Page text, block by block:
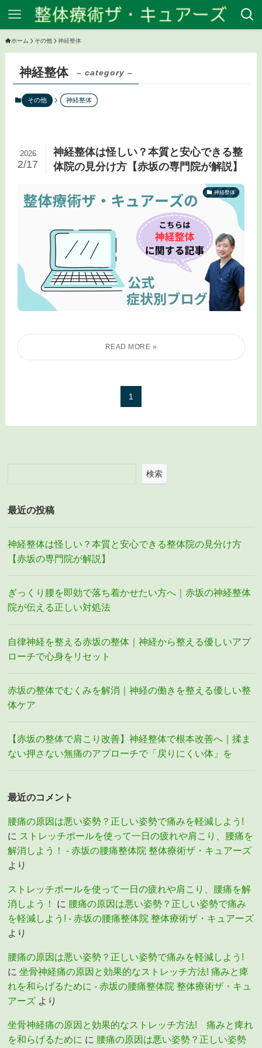
ホーム その他 神経整体
神経整体 – category –
その他 神経整体
神経整体は怪しい？本質と安心できる整
体院の見分け方【赤坂の専門院が解説】
2026
2/17
神経整体
1
検索
最近の投稿
神経整体は怪しい？本質と安心できる整体院の見分け方
【赤坂の専門院が解説】
ぎっくり腰を即効で落ち着かせたい方へ｜赤坂の神経整体
院が伝える正しい対処法
自律神経を整える赤坂の整体｜神経から整える優しいアプ
ローチで心身をリセット
赤坂の整体でむくみを解消｜神経の働きを整える優しい整
体ケア
【赤坂の整体で肩こり改善】神経整体で根本改善へ｜揉ま
ない押さない無痛のアプローチで「戻りにくい体」を
最近のコメント
腰痛の原因は悪い姿勢？正しい姿勢で痛みを軽減しよう!
に ストレッチポールを使って一日の疲れや肩こり、腰痛を
解消しよう！ - 赤坂の腰痛整体院 整体療術ザ・キュアーズ
より
ストレッチポールを使って一日の疲れや肩こり、腰痛を解
消しよう！
に 腰痛の原因は悪い姿勢？正しい姿勢で痛み
を軽減しよう! - 赤坂の腰痛整体院 整体療術ザ・キュアーズ
より
腰痛の原因は悪い姿勢？正しい姿勢で痛みを軽減しよう!
に坐骨神経痛の原因と効果的なストレッチ方法! 痛みと痺
れを和らげるために - 赤坂の腰痛整体院 整体療術ザ・キュ
アーズ より
坐骨神経痛の原因と効果的なストレッチ方法! 痛みと痺れ
を和らげるために に 腰痛の原因は悪い姿勢？正しい姿勢